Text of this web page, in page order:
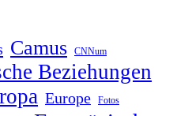
Camus CNNum
Beziehungen
Europe Fotos